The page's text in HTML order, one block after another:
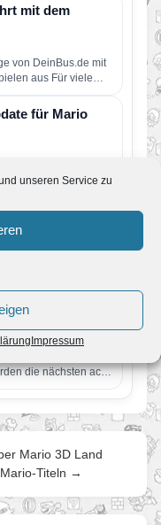
unseren Service zu
Impressum
mit dem
von DeinBus.de mit
aus Für viele
vergeht die…
für Mario
veröffentlicht. Mit
Wasser, zu Lande
zu Mario Kart 7
die nächsten acht
Mario 3D Land
Titeln →